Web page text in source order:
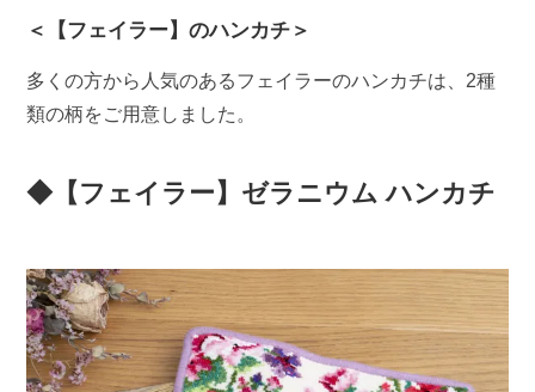
＜【フェイラー】のハンカチ＞
多くの方から人気のあるフェイラーのハンカチは、2種
類の柄をご用意しました。
◆【フェイラー】ゼラニウム ハンカチ